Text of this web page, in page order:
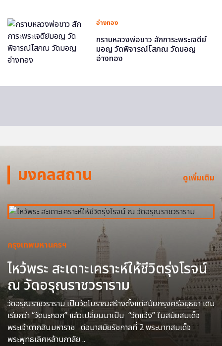
อ่างทอง
กราบหลวงพ่อขาว สักการะพระเจดีย์
มอญ วัดพิจารณ์โสภณ วัดมอญ
อ่างทอง
มงคลสถาน ดูเพิ่มเติม
กรุงเทพมหานครฯ
ไหว้พระ สะเดาะเคราะห์ให้ชีวิตรุ่งโรจน์
ณ วัดอรุณราชวราราม
วัดอรุณราชวราราม เป็นวัดโบราณสร้างตั้งแต่สมัยกรุงศรีอยุธยา เดิม
เรียกว่า “วัดมะกอก” แล้วเปลี่ยนมาเป็น “วัดแจ้ง” ในสมัยสมเด็จ
พระเจ้าตากสินมหาราช ต่อมาสมัยรัชกาลที่ 2 พระบาทสมเด็จ
พระพุทธเลิศหล้านภาลัย ..